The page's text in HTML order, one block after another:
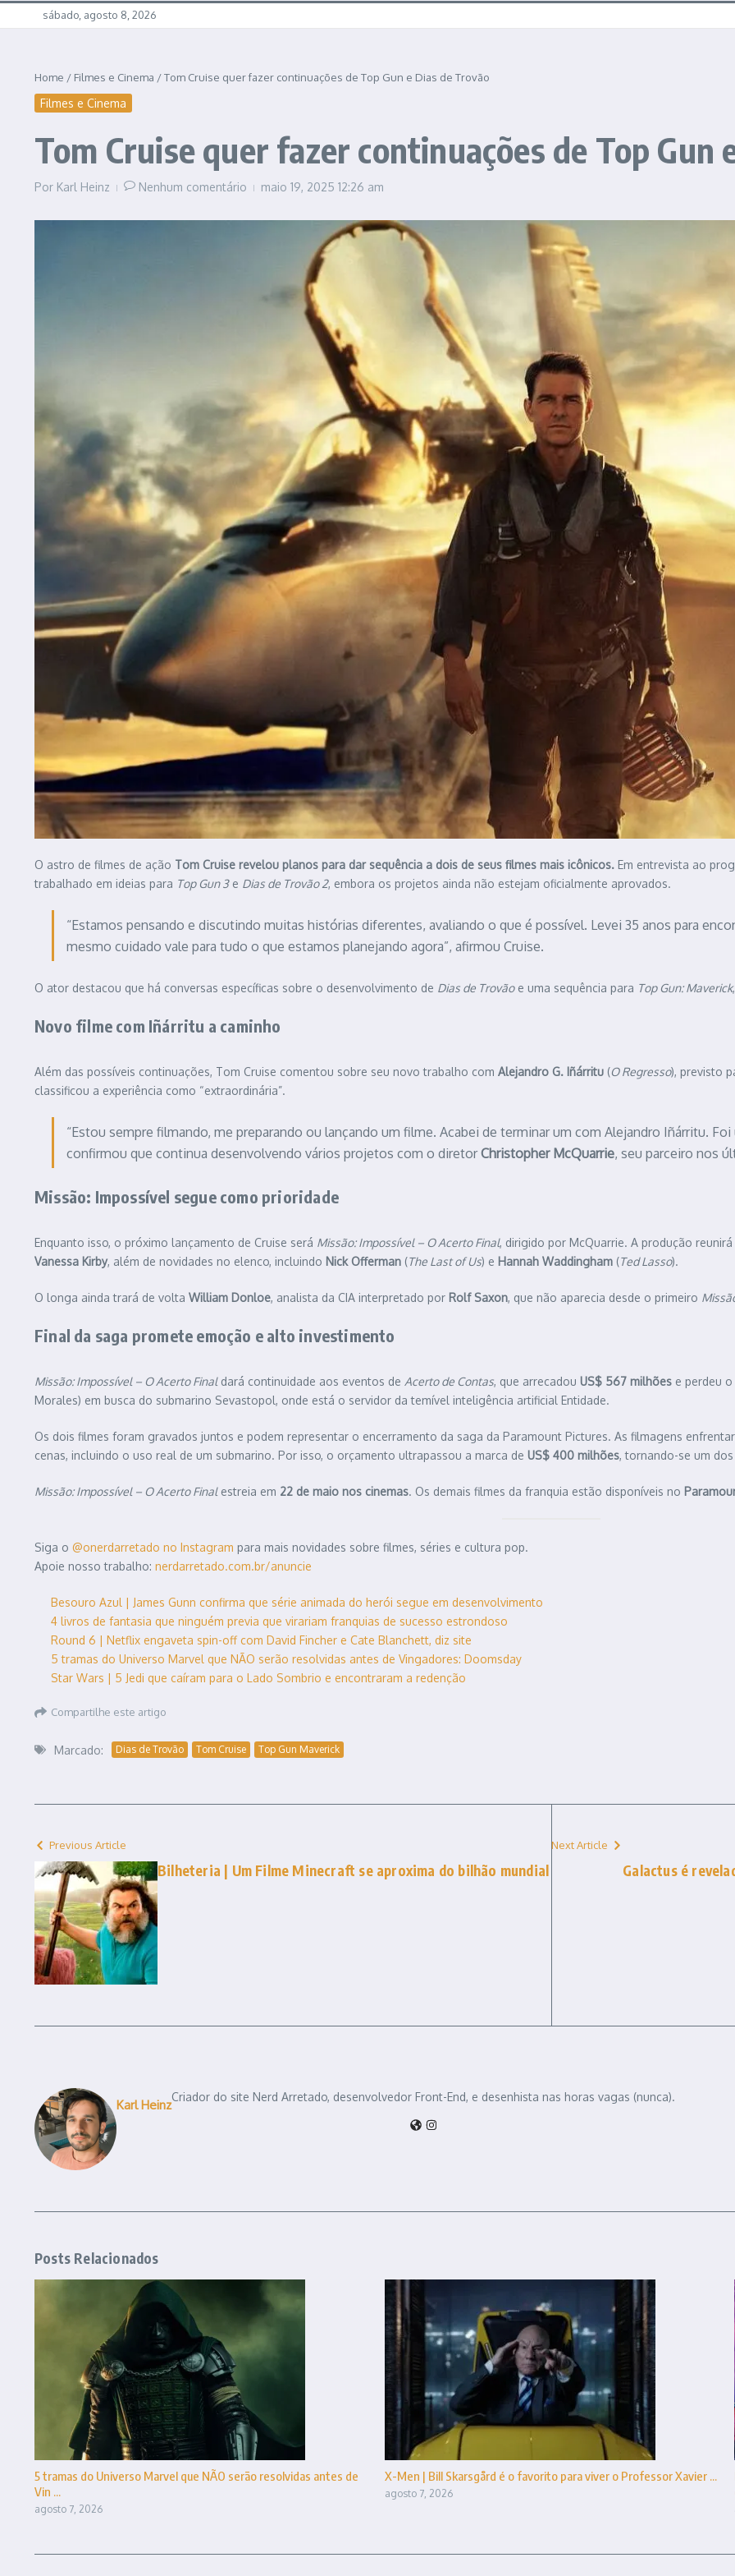
sábado, agosto 8, 2026
Home / Filmes e Cinema /Tom Cruise quer fazer continuações de Top Gun e Dias de Trovão
Filmes e Cinema
Tom Cruise quer fazer continuações de Top Gun
Por Karl Heinz Nenhum comentário maio 19, 2025 12:26 am
O astro de filmes de ação Tom Cruise revelou planos para dar sequência a dois de seus filmes mais icônicos. Em entrevista ao
trabalhado em ideias para Top Gun 3e Dias de Trovão 2, embora os projetos ainda não estejam oficialmente aprovados.
“Estamos pensando e discutindo muitas histórias diferentes, avaliando o que é possível. Levei 35 anos para
mesmo cuidado vale para tudo o que estamos planejando agora”, afirmou Cruise.
O ator destacou que há conversas específicas sobre o desenvolvimento de Dias de Trovãoe uma sequência para Top Gun: Maverick
Novo filme com Iñárritu a caminho
Além das possíveis continuações, Tom Cruise comentou sobre seu novo trabalho com Alejandro G. Iñárritu (O Regresso), previsto
classificou a experiência como “extraordinária”.
“Estou sempre filmando, me preparando ou lançando um filme. Acabei de terminar um com Alejandro Iñárritu.
confirmou que continua desenvolvendo vários projetos com o diretorChristopher McQuarrie, seu parceiro nos
Missão: Impossível segue como prioridade
Enquanto isso, o próximo lançamento de Cruise será Missão: Impossível – O Acerto Final, dirigido por McQuarrie. A produção
Vanessa Kirby, além de novidades no elenco, incluindo Nick Offerman (The Last of Us) e Hannah Waddingham (Ted Lasso).
O longa ainda trará de volta William Donloe, analista da CIA interpretado por Rolf Saxon, que não aparecia desde o primeiro
Final da saga promete emoção e alto investimento
Missão: Impossível – O Acerto Finaldará continuidade aos eventos de Acerto de Contas, que arrecadou US$ 567 milhões e perdeu o
Morales) em busca do submarino Sevastopol, onde está o servidor da temível inteligência artificial Entidade.
Os dois filmes foram gravados juntos e podem representar o encerramento da saga da Paramount Pictures. As filmagens
cenas, incluindo o uso real de um submarino. Por isso, o orçamento ultrapassou a marca de US$ 400 milhões, tornando-se um
Missão: Impossível – O Acerto Finalestreia em 22 de maio nos cinemas. Os demais filmes da franquia estão disponíveis no
Siga o @onerdarretado no Instagram para mais novidades sobre filmes, séries e cultura pop.
Apoie nosso trabalho: nerdarretado.com.br/anuncie
Besouro Azul | James Gunn confirma que série animada do herói segue em desenvolvimento
4 livros de fantasia que ninguém previa que virariam franquias de sucesso estrondoso
Round 6 | Netflix engaveta spin-off com David Fincher e Cate Blanchett, diz site
5 tramas do Universo Marvel que NÃO serão resolvidas antes de Vingadores: Doomsday
Star Wars | 5 Jedi que caíram para o Lado Sombrio e encontraram a redenção
Compartilhe este artigo
Marcado: Dias de Trovão Tom Cruise Top Gun Maverick
Previous Article
Bilheteria | Um Filme Minecraft se aproxima do bilhão mundial
Next Article
Galactus é
Karl Heinz
Criador do site Nerd Arretado, desenvolvedor Front-End, e desenhista nas horas vagas (nunca).
Posts Relacionados
5 tramas do Universo Marvel que NÃO serão resolvidas antes de
Vin ...
agosto 7, 2026
X-Men | Bill Skarsgård é o favorito para viver o Professor Xavier ...
agosto 7, 2026